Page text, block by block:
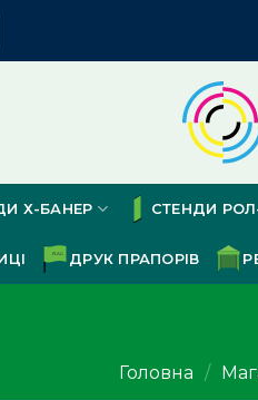
Х-БАНЕР СТЕНДИ
ДРУК ПРАПОРІВ
Головна /